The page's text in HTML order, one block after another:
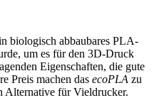
biologisch abbaubares PLA-
um es für den 3D-Druck
Eigenschaften, die gute
Preis machen das ecoPLA zu
Alternative für Vieldrucker.